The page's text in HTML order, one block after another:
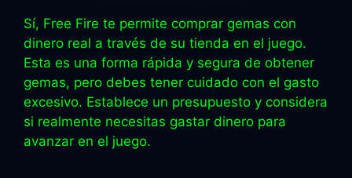
Sí, Free Fire te permite comprar gemas con
dinero real a través de su tienda en el juego.
Esta es una forma rápida y segura de obtener
gemas, pero debes tener cuidado con el gasto
excesivo. Establece un presupuesto y considera
si realmente necesitas gastar dinero para
avanzar en el juego.